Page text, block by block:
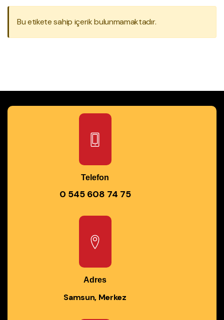
Bu etikete sahip içerik bulunmamaktadır.
Telefon
0 545 608 74 75
Adres
Samsun, Merkez